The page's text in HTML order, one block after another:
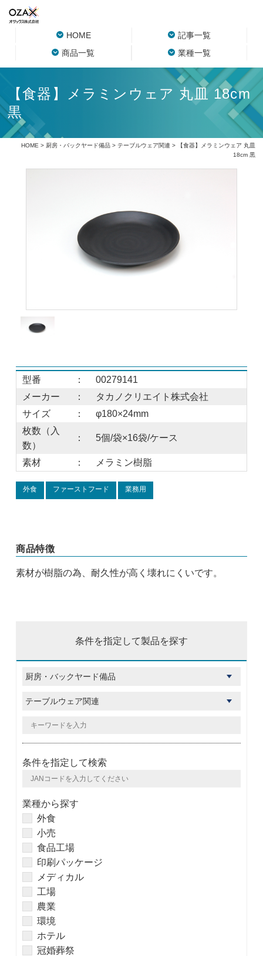
HOME
記事一覧
商品一覧
業種一覧
【食器】メラミンウェア 丸皿 18cm
黒
HOME > 厨房・バックヤード備品> テーブルウェア関連 > 【食器】メラミンウェア 丸皿
18cm 黒
型番 ：
00279141
メーカー
：
タカノクリエイト株式会社
サイズ
：
φ180×24mm
枚数（入
数）
： 5個/袋×16袋/ケース
素材 ： メラミン樹脂
外食 ファーストフード 業務用
商品特徴
素材が樹脂の為、耐久性が高く壊れにくいです。
条件を指定して製品を探す
条件を指定して検索
業種から探す
外食
小売
食品工場
印刷パッケージ
メディカル
工場
農業
環境
ホテル
冠婚葬祭